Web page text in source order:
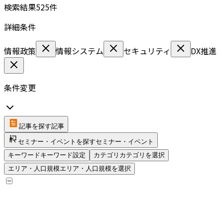
検索結果525件
詳細条件
情報政策
情報システム セキュリティ DX推進
条件変更
記事を探す記事
セミナー・イベントを探すセミナー・イベント
キーワードキーワード設定 カテゴリ カテゴリを選択
エリア・人口規模エリア・人口規模を選択